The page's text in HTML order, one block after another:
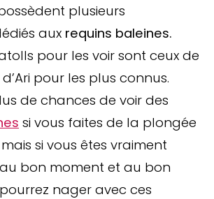
plusieurs
aux requins baleines.
pour les voir sont ceux de
pour les plus connus.
de chances de voir des
si vous faites de la plongée
si vous êtes vraiment
bon moment et au bon
nager avec ces